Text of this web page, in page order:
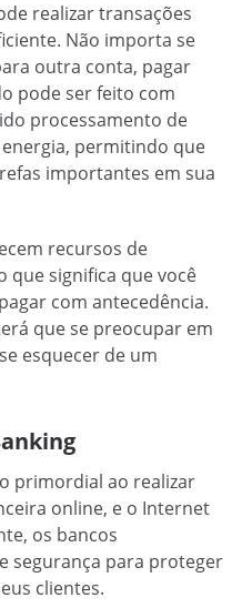
realizar transações
Não importa se
outra conta, pagar
pode ser feito com
processamento de
permitindo que
importantes em sua
recursos de
que significa que você
com antecedência.
que se preocupar em
esquecer de um
primordial ao realizar
online, e o Internet
os bancos
segurança para proteger
clientes.